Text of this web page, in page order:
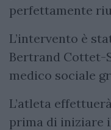
perfettamente
L’intervento è
Bertrand Cottet-
medico sociale
L’atleta
prima di iniziare